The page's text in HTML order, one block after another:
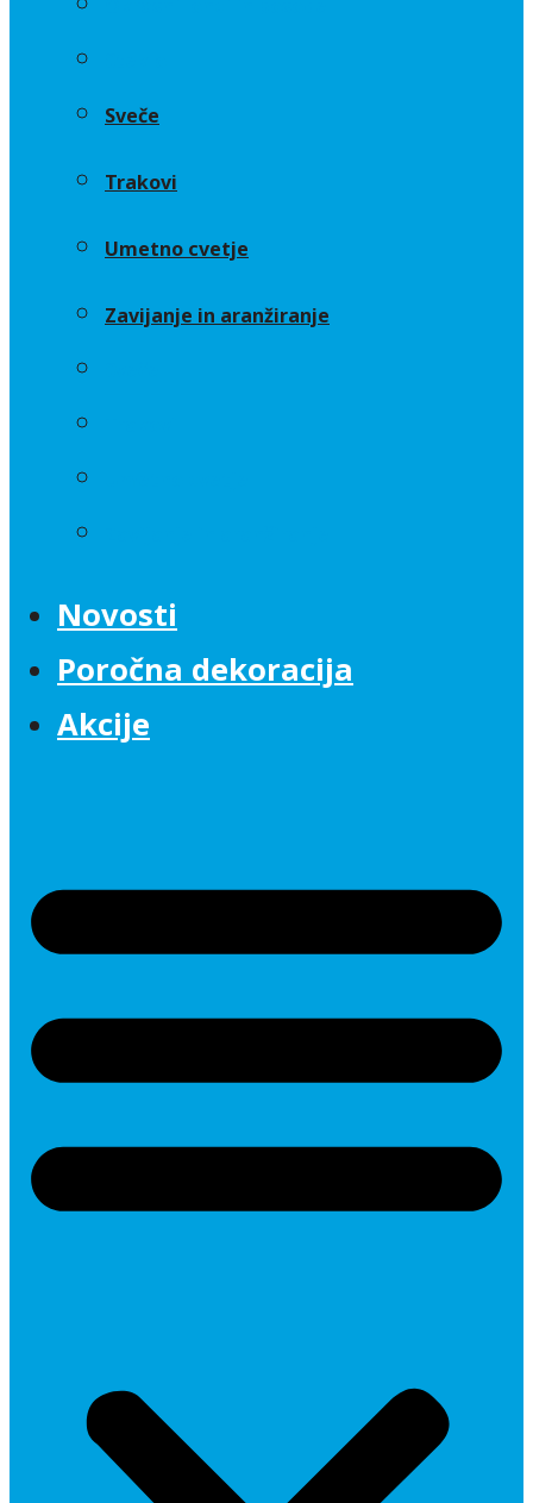
Sveče
Trakovi
Umetno cvetje
Zavijanje in aranžiranje
Novosti
Poročna dekoracija
Akcije